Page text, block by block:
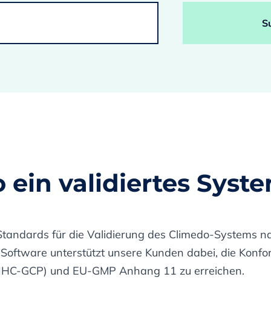
ein validiertes
für die Validierung des Climedo-Systems
unterstützt unsere Kunden dabei, die
GCP) und EU-GMP Anhang 11 zu erreichen.